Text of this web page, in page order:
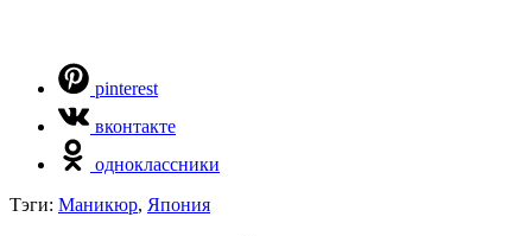
pinterest
вконтакте
одноклассники
Тэги: Маникюр, Япония